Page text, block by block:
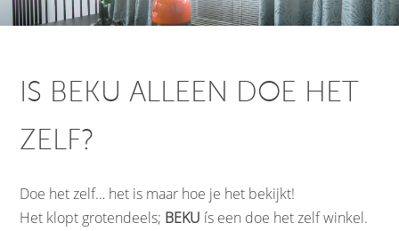
IS BEKU ALLEEN DOE HET
ZELF?
Doe het zelf… het is maar hoe je het bekijkt!
Het klopt grotendeels; BEKU ís een doe het zelf winkel.